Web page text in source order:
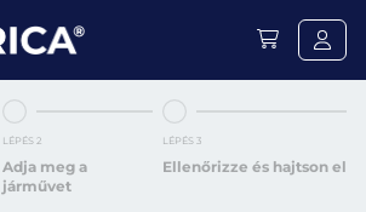
LÉPÉS 2
Adja meg a
járművet
LÉPÉS 3
Ellenőrizze és hajtson el